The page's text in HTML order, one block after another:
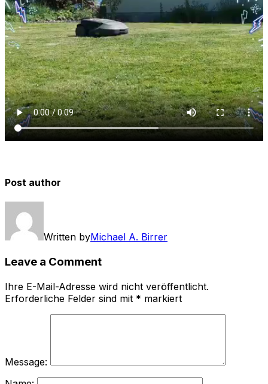
Post author
Written byMichael A. Birrer
Leave a Comment
Ihre E-Mail-Adresse wird nicht veröffentlicht.
Erforderliche Felder sind mit * markiert
Message: